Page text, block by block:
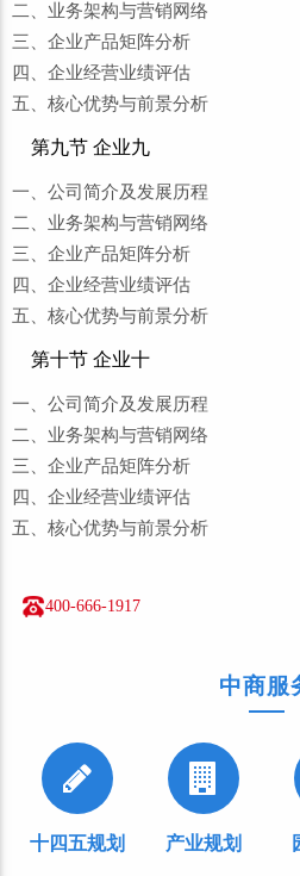
二、业务架构与营销网络
三、企业产品矩阵分析
四、企业经营业绩评估
五、核心优势与前景分析
第九节 企业九
一、公司简介及发展历程
二、业务架构与营销网络
三、企业产品矩阵分析
四、企业经营业绩评估
五、核心优势与前景分析
第十节 企业十
一、公司简介及发展历程
二、业务架构与营销网络
三、企业产品矩阵分析
四、企业经营业绩评估
五、核心优势与前景分析
400-666-1917
中商服
十四五规划 产业规划